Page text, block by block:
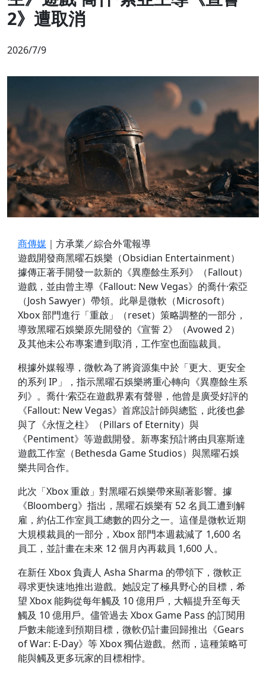
2》遭取消
2026/7/9
商傳媒｜方承業／綜合外電報導
遊戲開發商黑曜石娛樂（Obsidian Entertainment）
據傳正著手開發一款新的《異塵餘生系列》（Fallout）
遊戲，並由曾主導《Fallout: New Vegas》的喬什·索亞
（Josh Sawyer）帶領。此舉是微軟（Microsoft）
Xbox 部門進行「重啟」（reset）策略調整的一部分，
導致黑曜石娛樂原先開發的《宣誓 2》（Avowed 2）
及其他未公布專案遭到取消，工作室也面臨裁員。
根據外媒報導，微軟為了將資源集中於「更大、更安全
的系列 IP」，指示黑曜石娛樂將重心轉向《異塵餘生系
列》。喬什·索亞在遊戲界素有聲譽，他曾是廣受好評的
《Fallout: New Vegas》首席設計師與總監，此後也參
與了《永恆之柱》（Pillars of Eternity）與
《Pentiment》等遊戲開發。新專案預計將由貝塞斯達
遊戲工作室（Bethesda Game Studios）與黑曜石娛
樂共同合作。
此次「Xbox 重啟」對黑曜石娛樂帶來顯著影響。據
《Bloomberg》指出，黑曜石娛樂有 52 名員工遭到解
雇，約佔工作室員工總數的四分之一。這僅是微軟近期
大規模裁員的一部分，Xbox 部門本週裁減了 1,600 名
員工，並計畫在未來 12 個月內再裁員 1,600 人。
在新任 Xbox 負責人 Asha Sharma 的帶領下，微軟正
尋求更快速地推出遊戲。她設定了極具野心的目標，希
望 Xbox 能夠從每年觸及 10 億用戶，大幅提升至每天
觸及 10 億用戶。儘管過去 Xbox Game Pass 的訂閱用
戶數未能達到預期目標，微軟仍計畫回歸推出《Gears
of War: E-Day》等 Xbox 獨佔遊戲。然而，這種策略可
能與觸及更多玩家的目標相悖。